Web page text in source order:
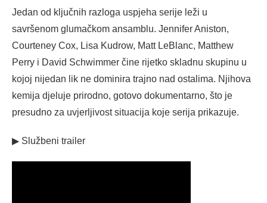
Jedan od ključnih razloga uspjeha serije leži u
savršenom glumačkom ansamblu. Jennifer Aniston,
Courteney Cox, Lisa Kudrow, Matt LeBlanc, Matthew
Perry i David Schwimmer čine rijetko skladnu skupinu u
kojoj nijedan lik ne dominira trajno nad ostalima. Njihova
kemija djeluje prirodno, gotovo dokumentarno, što je
presudno za uvjerljivost situacija koje serija prikazuje.
▶ Službeni trailer